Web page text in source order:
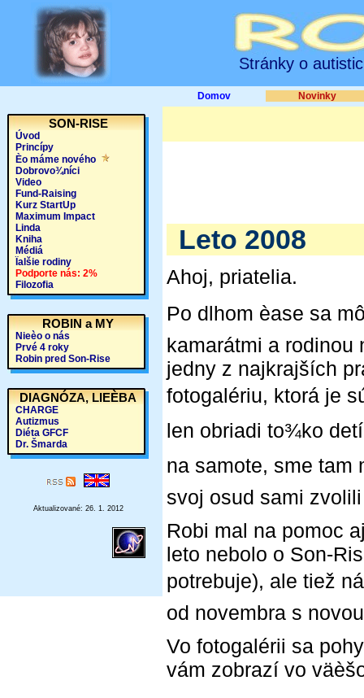
Stránky o
SON-RISE
Úvod
Princípy
Èo máme nového
Dobrovo¾níci
Video
Fund-Raising
Kurz StartUp
Maximum Impact
Linda
Kniha
Médiá
Ïalšie rodiny
Podporte nás: 2%
Filozofia
ROBIN a MY
Nieèo o nás
Prvé 4 roky
Robin pred Son-Rise
DIAGNÓZA, LIEÈBA
CHARGE
Autizmus
Diéta GFCF
Dr. Šmarda
Aktualizované: 26. 1. 2012
Domov Novinky
Leto 2008
Ahoj, priatelia.
Po dlhom èase sa
kamarátmi a rodinou
jedny z najkrajších
fotogalériu, ktorá je
len obriadi to¾ko
na samote, sme tam
svoj osud sami
Robi mal na pomoc
leto nebolo o Son-
potrebuje), ale tiež
od novembra s
Vo fotogalérii sa
vám zobrazí vo